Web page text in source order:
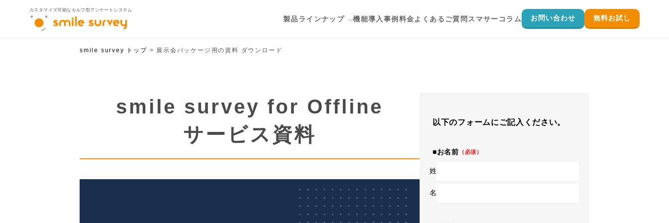
カスタマイズ可能なセルフ型アンケートシステム
製品ラインナップ
smile survey for Salesforce
官公庁自治体向け
顧客満足度調査・従業員満足度調査を実施したい
ID認証付きアンケートを作りたい
メールでアンケートを配信したい
アンケート画面をオリジナルのデザインにしたい
機能導入事例 料金よくあるご質問 スマサーコラム お問い合わせ 無料お試し
smile survey トップ 展示会パッケージ用の資料 ダウンロード
smile survey for Offline
サービス資料